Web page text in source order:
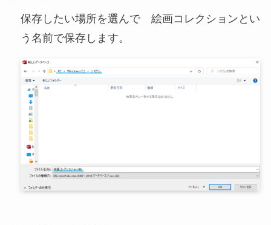
保存したい場所を選んで 絵画コレクションとい
う名前で保存します。